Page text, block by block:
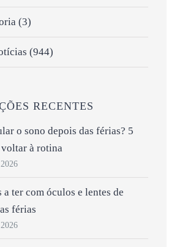
(3)
(944)
RECENTES
o sono depois das férias? 5
à rotina
a ter com óculos e lentes de
férias